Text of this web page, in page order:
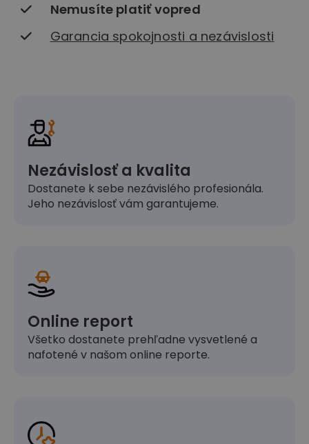
Nemusíte platiť vopred
Garancia spokojnosti a nezávislosti
Nezávislosť a kvalita
Dostanete k sebe nezávislého profesionála.
Jeho nezávislosť vám garantujeme.
Online report
Všetko dostanete prehľadne vysvetlené a
nafotené v našom online reporte.